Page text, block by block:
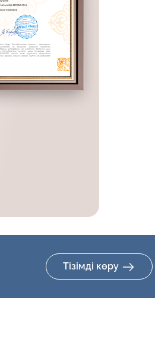
Тізімді көру